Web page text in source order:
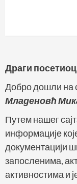
Драги
Добро дошли на
Младеновћ
Путем нашег
информације
документацији
запосленима,
активностима и